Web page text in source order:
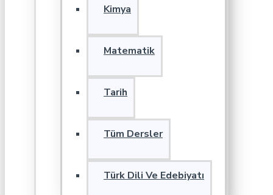
Kimya
Matematik
Tarih
Tüm Dersler
Türk Dili Ve Edebiyatı